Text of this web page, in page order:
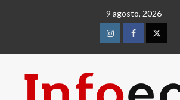
9 agosto, 2026
InstagramFacebookTwitter